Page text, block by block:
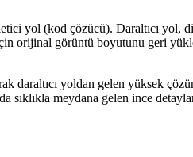
yol (kod çözücü). Daraltıcı yol,
orijinal görüntü boyutunu geri
daraltıcı yoldan gelen yüksek
sıklıkla meydana gelen ince